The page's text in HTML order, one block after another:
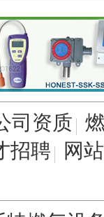
司资质
招聘 网